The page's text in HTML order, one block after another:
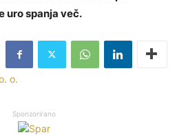
uro spanja več.
o.
Sponzorirano